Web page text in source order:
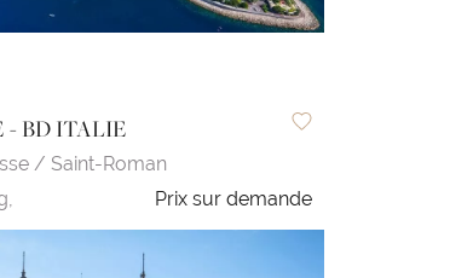
BD ITALIE
/ Saint-Roman
Prix sur demande